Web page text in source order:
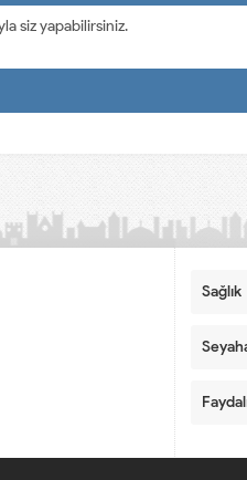
siz yapabilirsiniz.
Sağlık